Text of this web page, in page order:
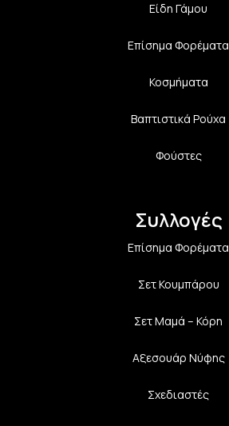
Είδη Γάμου
Επίσημα Φορέματα
Κοσμήματα
Βαπτιστικά Ρούχα
Φούστες
Συλλογές
Επίσημα Φορέματα
Σετ Κουμπάρου
Σετ Μαμά – Κόρη
Αξεσουάρ Νύφης
Σχεδιαστές